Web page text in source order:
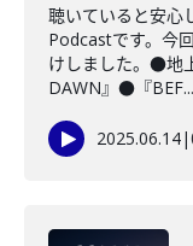
聴いていると安心
Podcastです。今
けしました。●地
DAWN』●『BEF...
2025.06.14|